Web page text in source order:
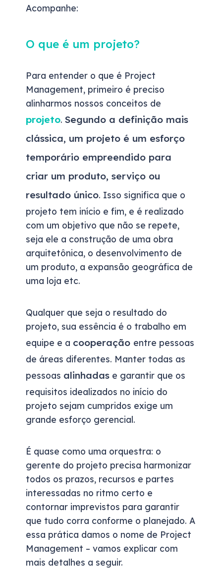
Acompanhe:
O que é um projeto?
Para entender o que é Project
Management, primeiro é preciso
alinharmos nossos conceitos de
projeto. Segundo a definição mais
clássica, um projeto é um esforço
temporário empreendido para
criar um produto, serviço ou
resultado único. Isso significa que o
projeto tem início e fim, e é realizado
com um objetivo que não se repete,
seja ele a construção de uma obra
arquitetônica, o desenvolvimento de
um produto, a expansão geográfica de
uma loja etc.
Qualquer que seja o resultado do
projeto, sua essência é o trabalho em
equipe e a cooperação entre pessoas
de áreas diferentes. Manter todas as
pessoas alinhadas e garantir que os
requisitos idealizados no início do
projeto sejam cumpridos exige um
grande esforço gerencial.
É quase como uma orquestra: o
gerente do projeto precisa harmonizar
todos os prazos, recursos e partes
interessadas no ritmo certo e
contornar imprevistos para garantir
que tudo corra conforme o planejado. A
essa prática damos o nome de Project
Management – vamos explicar com
mais detalhes a seguir.